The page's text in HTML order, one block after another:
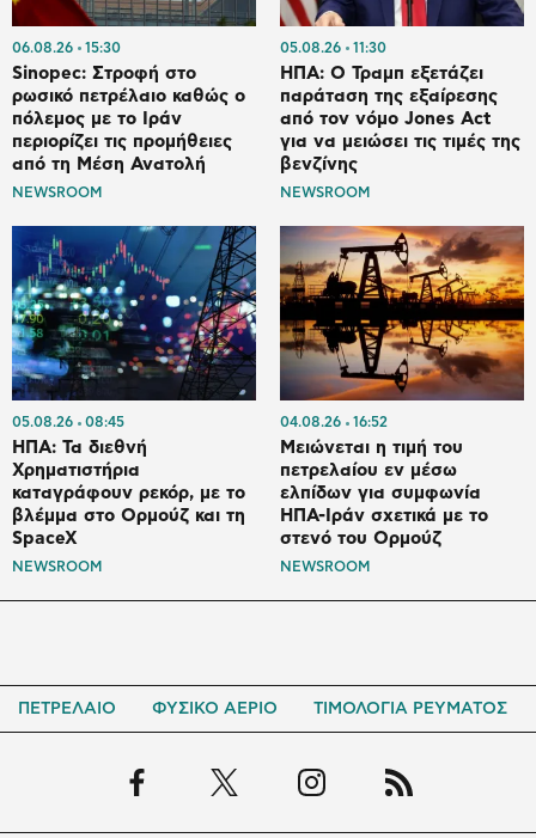
06.08.26 15:30
Sinopec: Στροφή στο
ρωσικό πετρέλαιο καθώς ο
πόλεμος με το Ιράν
περιορίζει τις προμήθειες
από τη Μέση Ανατολή
NEWSROOM
05.08.26 11:30
ΗΠΑ: Ο Τραμπ εξετάζει
παράταση της εξαίρεσης
από τον νόμο Jones Act
για να μειώσει τις τιμές της
βενζίνης
NEWSROOM
05.08.26 08:45
ΗΠΑ: Τα διεθνή
Χρηματιστήρια
καταγράφουν ρεκόρ, με το
βλέμμα στο Ορμούζ και τη
SpaceX
NEWSROOM
04.08.26 16:52
Μειώνεται η τιμή του
πετρελαίου εν μέσω
ελπίδων για συμφωνία
ΗΠΑ-Ιράν σχετικά με το
στενό του Ορμούζ
NEWSROOM
ΠΕΤΡΕΛΑΙΟ ΦΥΣΙΚΟ ΑΕΡΙΟ ΤΙΜΟΛΟΓΙΑ ΡΕΥΜΑΤΟΣ